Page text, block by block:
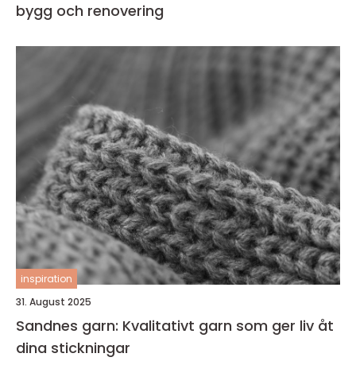
bygg och renovering
inspiration
31. August 2025
Sandnes garn: Kvalitativt garn som ger liv åt
dina stickningar